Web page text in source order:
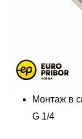
Монтаж в
G 1/4